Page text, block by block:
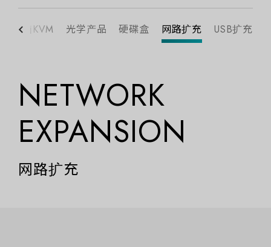
电脑KVM 光学产品 硬碟盒 网路扩充 USB扩充
NETWORK
EXPANSION
网路扩充